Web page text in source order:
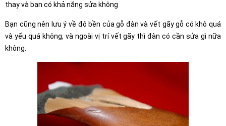
thay và bạn có khả năng sửa không
Bạn cũng nên lưu ý về độ bền của gỗ đàn và vết gãy gỗ có khô quá
và yếu quá không, và ngoài vị trí vết gãy thì đàn có cần sửa gì nữa
không.